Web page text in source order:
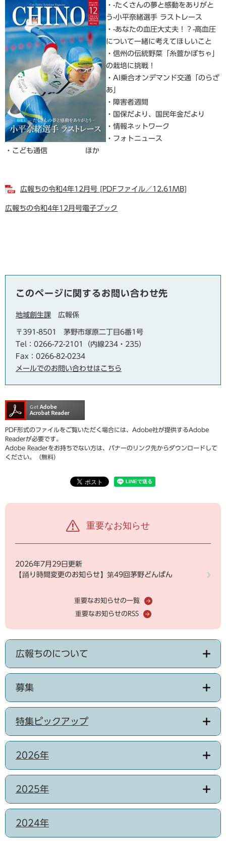
・-たくさんの夢と感動をありがと
う-小平奈緒選手 ラストレース
・-あなたの血圧大丈夫！？-高血圧
について一緒に考えてほしいこと
・信州の伝統野菜「糸萱かぼちゃ」
の栽培に挑戦！
・AI乗合オンデマンド交通「のらざ
あ」
・障害者週間
・国保だより、国民年金だより
・情報ネットワーク
・フォトニュース
・こども通信 ほか
広報ちの令和4年12月号 [PDFファイル／12.61MB]
広報ちの令和4年12月号電子ブック
このページに関するお問い合わせ先
地域創生課 広報係
〒391-8501
茅野市塚原二丁目6番1号
Tel：0266-72-2101（内線234・235）
Fax：0266-82-0234
メールでのお問い合わせはこちら
PDF形式のファイルをご覧いただく場合には、Adobe社が提供するAdobe
Readerが必要です。
Adobe Readerをお持ちでない方は、バナーのリンク先からダウンロードして
ください。（無料）
重要なお知らせ
2026年7月29日更新
【踊り時間変更のお知らせ】第49回茅野どんばん
重要なお知らせの一覧
重要なお知らせのRSS
広報ちのについて
募集
特集ピックアップ
2026年
2025年
2024年